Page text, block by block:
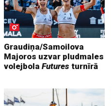
Graudiņa/Samoilova
Majoros uzvar pludmales
volejbolaFutures turnīrā